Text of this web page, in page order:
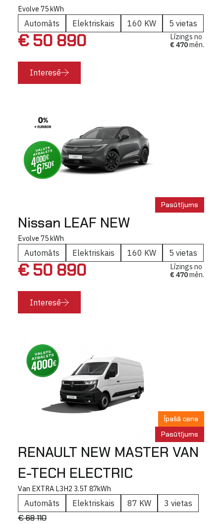
Evolve 75 kWh
Automāts Elektriskais 160 KW 5 vietas
€ 50 890
Līzings no
€ 470mēn.
Interesē
Pasūtījums
Nissan LEAF NEW
Evolve 75 kWh
Automāts Elektriskais 160 KW 5 vietas
€ 50 890
Līzings no
€ 470mēn.
Interesē
Īpašā cena
Pasūtījums
RENAULT NEW MASTER VAN
E-TECH ELECTRIC
Van EXTRA L3H2 3.5T 87kWh
Automāts Elektriskais 87 KW 3 vietas
€ 68 110